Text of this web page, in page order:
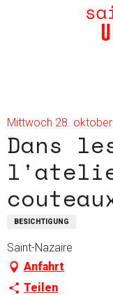
Mittwoch 28.
Dans
BESICHTIGUNG
Saint-Nazaire
Anfahrt
Teilen